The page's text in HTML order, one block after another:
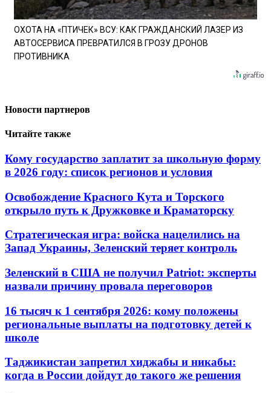
ОХОТА НА «ПТИЧЕК» ВСУ: КАК ГРАЖДАНСКИЙ ЛАЗЕР ИЗ
АВТОСЕРВИСА ПРЕВРАТИЛСЯ В ГРОЗУ ДРОНОВ
ПРОТИВНИКА
Новости партнеров
Читайте также
Кому государство заплатит за школьную форму
в 2026 году: список регионов и условия
Освобождение Красного Кута и Торского
открыло путь к Дружковке и Краматорску
Стратегическая игра: войска нацелились на
Запад Украины, Зеленский теряет контроль
Зеленский в США не получил Patriot: эксперты
назвали причину провала переговоров
16 тысяч к 1 сентября 2026: кому положены
региональные выплаты на подготовку детей к
школе
Таджикистан запретил хиджабы и никабы:
когда в России дойдут до такого же решения